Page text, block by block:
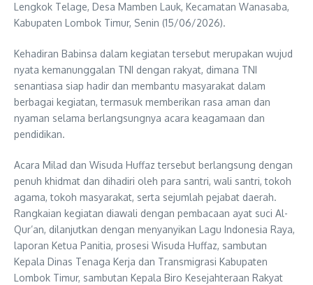
Lengkok Telage, Desa Mamben Lauk, Kecamatan Wanasaba,
Kabupaten Lombok Timur, Senin (15/06/2026).
Kehadiran Babinsa dalam kegiatan tersebut merupakan wujud
nyata kemanunggalan TNI dengan rakyat, dimana TNI
senantiasa siap hadir dan membantu masyarakat dalam
berbagai kegiatan, termasuk memberikan rasa aman dan
nyaman selama berlangsungnya acara keagamaan dan
pendidikan.
Acara Milad dan Wisuda Huffaz tersebut berlangsung dengan
penuh khidmat dan dihadiri oleh para santri, wali santri, tokoh
agama, tokoh masyarakat, serta sejumlah pejabat daerah.
Rangkaian kegiatan diawali dengan pembacaan ayat suci Al-
Qur’an, dilanjutkan dengan menyanyikan Lagu Indonesia Raya,
laporan Ketua Panitia, prosesi Wisuda Huffaz, sambutan
Kepala Dinas Tenaga Kerja dan Transmigrasi Kabupaten
Lombok Timur, sambutan Kepala Biro Kesejahteraan Rakyat